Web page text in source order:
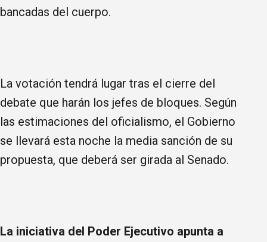
bancadas del cuerpo.
La votación tendrá lugar tras el cierre del
debate que harán los jefes de bloques. Según
las estimaciones del oficialismo, el Gobierno
se llevará esta noche la media sanción de su
propuesta, que deberá ser girada al Senado.
La iniciativa del Poder Ejecutivo apunta a